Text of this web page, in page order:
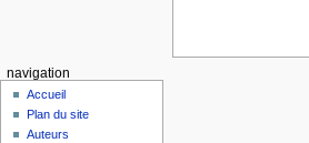
navigation
Accueil
Plan du site
Auteurs